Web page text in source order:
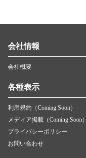
会社情報
会社概要
各種表示
利用規約（Coming Soon）
メディア掲載（Coming Soon）
プライバシーポリシー
お問い合わせ